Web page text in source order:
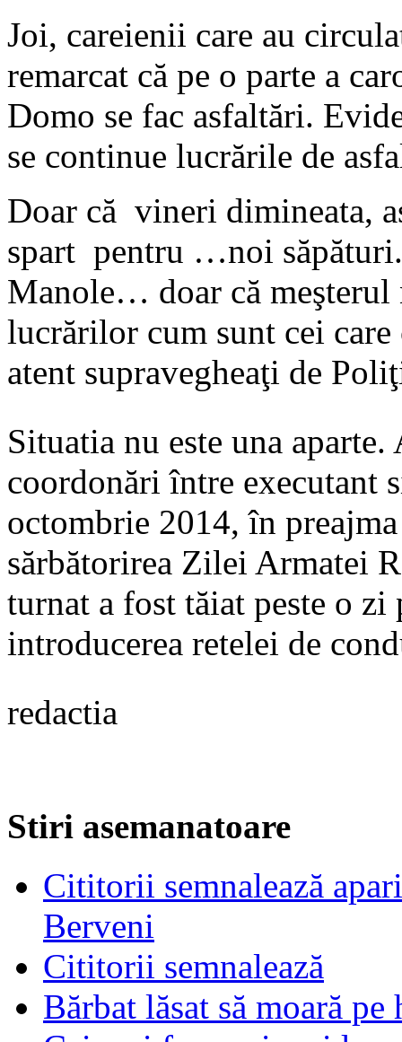
Joi, careienii care au
remarcat că pe o parte a
Domo se fac asfaltări.
se continue lucrările de
Doar că vineri dimineata,
spart pentru …noi
Manole… doar că meşterul
lucrărilor cum sunt cei
atent supravegheaţi de
Situatia nu este una
coordonări între executant
octombrie 2014, în
sărbătorirea Zilei Armatei
turnat a fost tăiat peste o
introducerea retelei de
redactia
Stiri asemanatoare
Cititorii semnalează
Berveni
Cititorii semnalează
Bărbat lăsat să moară